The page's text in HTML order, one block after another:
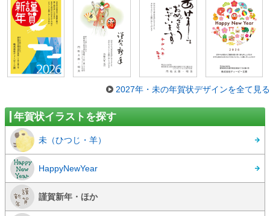
2027年・未の年賀状デザインを全て見る
年賀状イラストを探す
未（ひつじ・羊）
HappyNewYear
謹賀新年・ほか